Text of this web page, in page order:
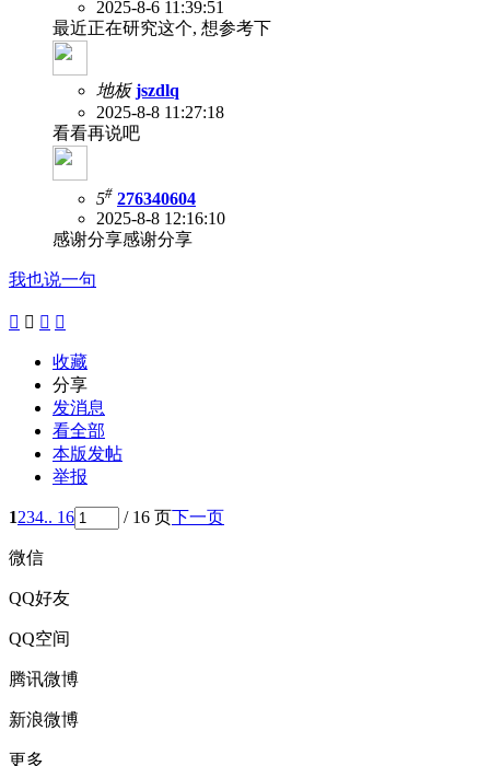
2025-8-6 11:39:51
最近正在研究这个, 想参考下
地板 jszdlq
2025-8-8 11:27:18
看看再说吧
5# 276340604
2025-8-8 12:16:10
感谢分享感谢分享
我也说一句
   
收藏
分享
发消息
看全部
本版发帖
举报
1234.. 16 / 16 页下一页
微信
QQ好友
QQ空间
腾讯微博
新浪微博
更多